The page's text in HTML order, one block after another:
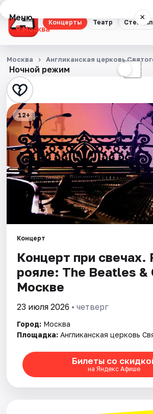
Концерты Театр Стендап
Меню ×
Москва
Концерты
Театр
Стендап
Выставки
Квесты
Экскурсии
Спорт
Города
Площадки
Артисты
Рейтинги
Ночной режим ☾
Москва Англиканская церковь
12+
Концерт
Концерт при свечах.
рояле: The Beatles &
Москве
23 июля 2026 • четверг
Город: Москва
Площадка: Англиканская церковь
Билеты со
на Яндекс Афише